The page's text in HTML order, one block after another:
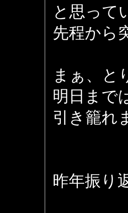
と思って
先程から
まぁ、と
明日まで
引き籠れ
昨年振り